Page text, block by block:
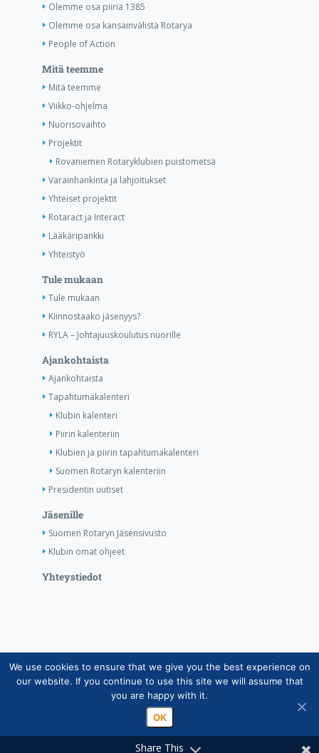
Olemme osa piiriä 1385
Olemme osa kansainvälistä Rotarya
People of Action
Mitä teemme
Mitä teemme
Viikko-ohjelma
Nuorisovaihto
Projektit
Rovaniemen Rotaryklubien puistometsä
Varainhankinta ja lahjoitukset
Yhteiset projektit
Rotaract ja Interact
Lääkäripankki
Yhteistyö
Tule mukaan
Tule mukaan
Kiinnostaako jäsenyys?
RYLA – Johtajuuskoulutus nuorille
Ajankohtaista
Ajankohtaista
Tapahtumakalenteri
Klubin kalenteri
Piirin kalenteriin
Klubien ja piirin tapahtumakalenteri
Suomen Rotaryn kalenteriin
Presidentin uutiset
Jäsenille
Suomen Rotaryn Jäsensivusto
Klubin omat ohjeet
Yhteystiedot
Copyright © Suomen Rotarypalvelu ry 2026 |
Jäsentietojärjestelmän tietosuojaseloste| Henkilötietojen
käsittely Rotarytoiminnassa
Share This
We use cookies to ensure that we give you the best experience on
our website. If you continue to use this site we will assume that
you are happy with it.
OK